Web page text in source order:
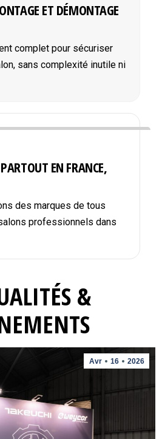
ET DÉMONTAGE
complet pour sécuriser
sans complexité inutile ni
EN FRANCE,
des marques de tous
professionnels dans
&
Avr 16 2026